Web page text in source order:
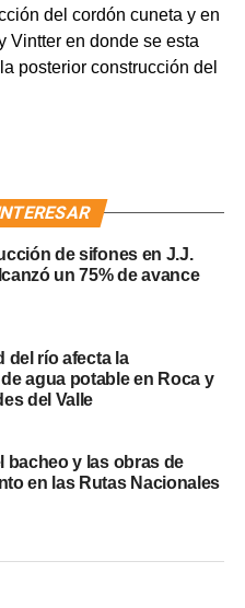
del cordón cuneta y en
Vintter en donde se esta
posterior construcción del
de sifones en J.J.
un 75% de avance
del río afecta la
agua potable en Roca y
del Valle
bacheo y las obras de
en las Rutas Nacionales